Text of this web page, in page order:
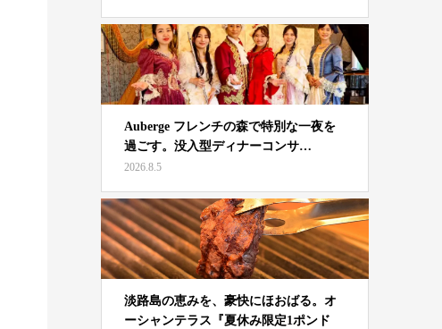
Auberge フレンチの森で特別な一夜を
過ごす。没入型ディナーコンサ…
2026.8.5
淡路島の恵みを、豪快にほおばる。オ
ーシャンテラス『夏休み限定1ポンド